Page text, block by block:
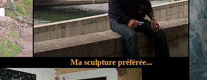
Ma sculpture préférée...